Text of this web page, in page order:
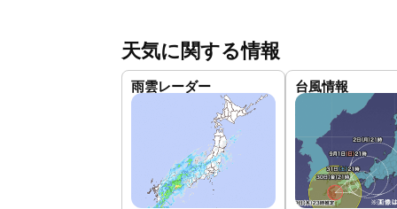
天気に関する情報
雨雲レーダー 台風情報